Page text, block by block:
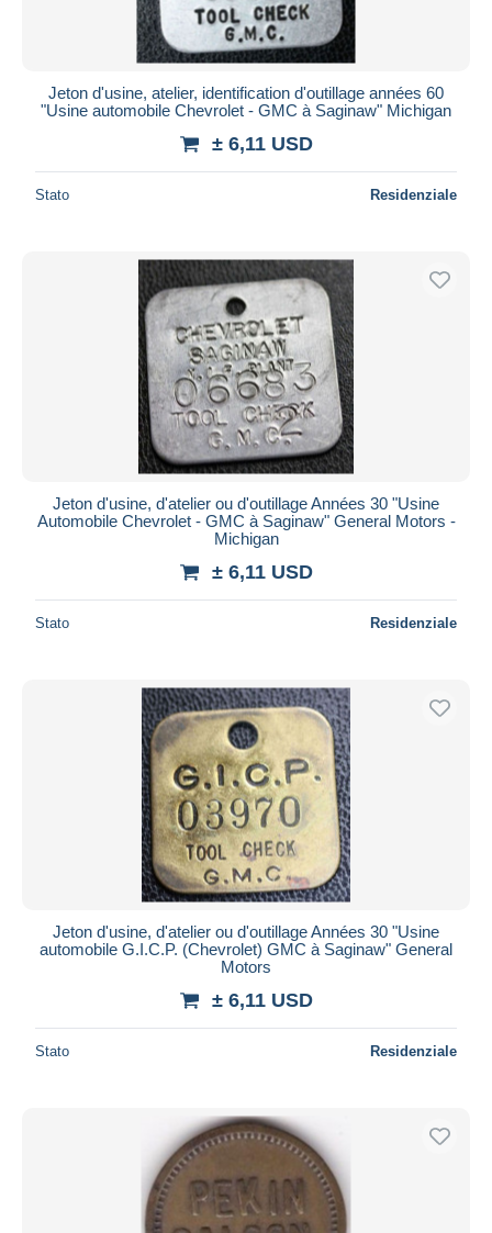
Jeton d'usine, atelier, identification d'outillage années 60
"Usine automobile Chevrolet - GMC à Saginaw" Michigan
± 6,11 USD
Stato Residenziale
Jeton d'usine, d'atelier ou d'outillage Années 30 "Usine
Automobile Chevrolet - GMC à Saginaw" General Motors -
Michigan
± 6,11 USD
Stato Residenziale
Jeton d'usine, d'atelier ou d'outillage Années 30 "Usine
automobile G.I.C.P. (Chevrolet) GMC à Saginaw" General
Motors
± 6,11 USD
Stato Residenziale